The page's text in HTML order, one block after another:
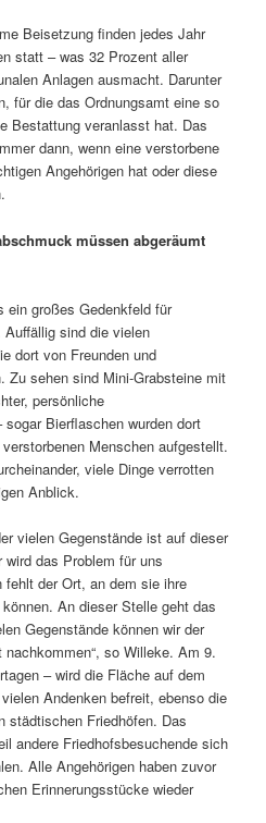
Beisetzung finden jedes Jahr
statt – was 32 Prozent aller
Anlagen ausmacht. Darunter
für die das Ordnungsamt eine so
Bestattung veranlasst hat. Das
dann, wenn eine verstorbene
Angehörigen hat oder diese
müssen abgeräumt
ein großes Gedenkfeld für
sind die vielen
dort von Freunden und
Zu sehen sind Mini-Grabsteine mit
persönliche
Bierflaschen wurden dort
Menschen aufgestellt.
viele Dinge verrotten
Anblick.
vielen Gegenstände ist auf dieser
wird das Problem für uns
der Ort, an dem sie ihre
An dieser Stelle geht das
Gegenstände können wir der
so Willeke. Am 9.
– wird die Fläche auf dem
Andenken befreit, ebenso die
städtischen Friedhöfen. Das
andere Friedhofsbesuchende sich
Alle Angehörigen haben zuvor
Erinnerungsstücke wieder